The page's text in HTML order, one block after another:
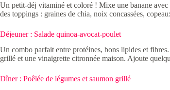
Un petit-déj vitaminé et coloré ! Mixe une banane
des toppings : graines de chia, noix concassées,
Déjeuner : Salade quinoa-avocat-poulet
Un combo parfait entre protéines, bons lipides et
grillé et une vinaigrette citronnée maison. Ajoute
Dîner : Poêlée de légumes et saumon grillé